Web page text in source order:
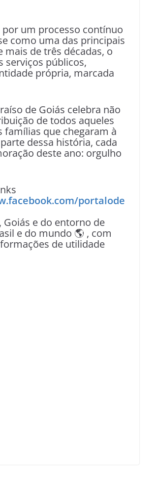
por um processo contínuo
como uma das principais
de três décadas, o
serviços públicos,
própria, marcada
de Goiás celebra não
de todos aqueles
que chegaram à
dessa história, cada
deste ano: orgulho
portalode
e do entorno de
e do mundo 🌎 , com
de utilidade